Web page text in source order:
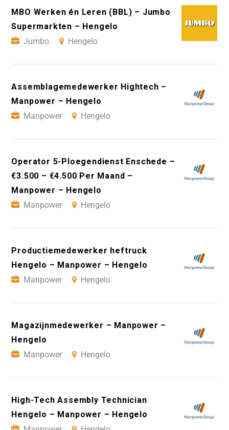
MBO Werken én Leren (BBL) – Jumbo
Supermarkten – Hengelo
Jumbo
Hengelo
Assemblagemedewerker Hightech –
Manpower – Hengelo
Manpower
Hengelo
Operator 5-Ploegendienst Enschede –
€3.500 – €4.500 Per Maand –
Manpower – Hengelo
Manpower
Hengelo
Productiemedewerker heftruck
Hengelo – Manpower – Hengelo
Manpower
Hengelo
Magazijnmedewerker – Manpower –
Hengelo
Manpower
Hengelo
High-Tech Assembly Technician
Hengelo – Manpower – Hengelo